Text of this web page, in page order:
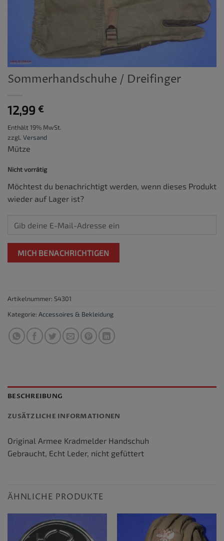
Sommerhandschuhe / Dreifinger
12,99 €
Enthält 19% MwSt.
zzgl. Versand
Mütze
Nicht vorrätig
Möchtest du benachrichtigt werden, wenn dieses Produkt
wieder auf Lager ist?
MICH BENACHRICHTIGEN
Artikelnummer: S4301
Kategorie: Accessoires & Bekleidung
BESCHREIBUNG
ZUSÄTZLICHE INFORMATIONEN
Original Armee Kradmelder Handschuh
Gebraucht, Echt Leder, nicht gefüttert
ÄHNLICHE PRODUKTE